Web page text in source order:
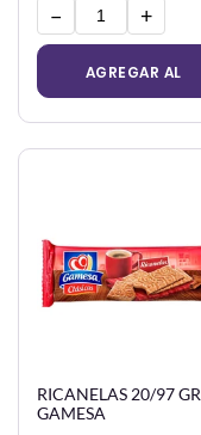
− +
AGREGAR AL
CARRITO
RICANELAS 20/97 GR
GAMESA